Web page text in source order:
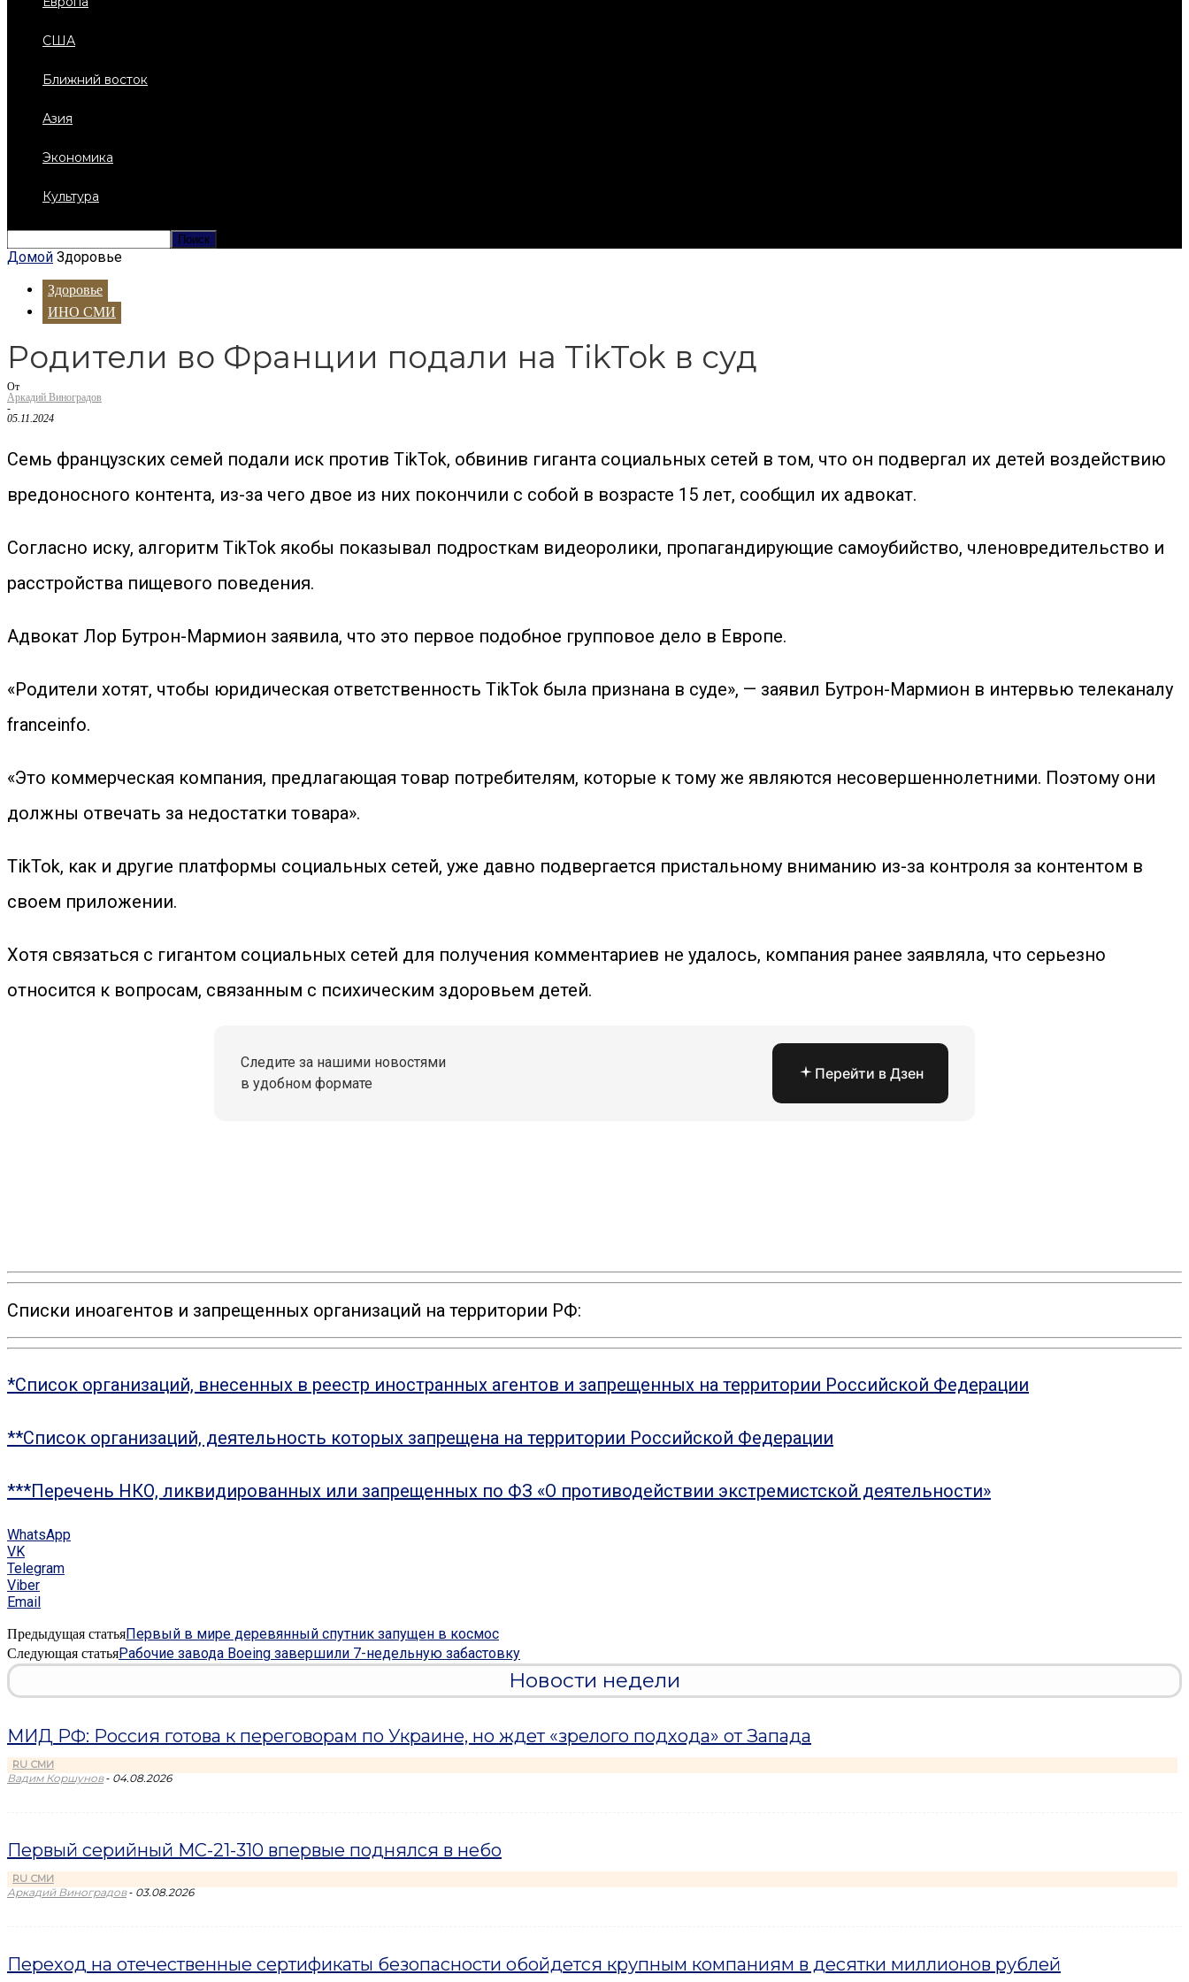
США
Ближний восток
Азия
Экономика
Культура
Домой Здоровье
Здоровье
ИНО СМИ
Родители во Франции подали на TikTok в суд
От
Аркадий Виноградов
-
05.11.2024
Семь французских семей подали иск против TikTok, обвинив гиганта социальных сетей в том, что он подвергал их детей воздействию
вредоносного контента, из-за чего двое из них покончили с собой в возрасте 15 лет, сообщил их адвокат.
Согласно иску, алгоритм TikTok якобы показывал подросткам видеоролики, пропагандирующие самоубийство, членовредительство и
расстройства пищевого поведения.
Адвокат Лор Бутрон-Мармион заявила, что это первое подобное групповое дело в Европе.
«Родители хотят, чтобы юридическая ответственность TikTok была признана в суде», — заявил Бутрон-Мармион в интервью телеканалу
franceinfo.
«Это коммерческая компания, предлагающая товар потребителям, которые к тому же являются несовершеннолетними. Поэтому они
должны отвечать за недостатки товара».
TikTok, как и другие платформы социальных сетей, уже давно подвергается пристальному вниманию из-за контроля за контентом в
своем приложении.
Хотя связаться с гигантом социальных сетей для получения комментариев не удалось, компания ранее заявляла, что серьезно
относится к вопросам, связанным с психическим здоровьем детей.
Следите за нашими новостями
в удобном формате
Перейти в Дзен
Списки иноагентов и запрещенных организаций на территории РФ:
*Список организаций, внесенных в реестр иностранных агентов и запрещенных на территории Российской Федерации
**Список организаций, деятельность которых запрещена на территории Российской Федерации
***Перечень НКО, ликвидированных или запрещенных по ФЗ «О противодействии экстремистской деятельности»
WhatsApp
VK
Telegram
Viber
Email
Предыдущая статьяПервый в мире деревянный спутник запущен в космос
Следующая статьяРабочие завода Boeing завершили 7-недельную забастовку
Новости недели
МИД РФ: Россия готова к переговорам по Украине, но ждет «зрелого подхода» от Запада
RU СМИ
Вадим Коршунов - 04.08.2026
Первый серийный МС-21-310 впервые поднялся в небо
RU СМИ
Аркадий Виноградов - 03.08.2026
Переход на отечественные сертификаты безопасности обойдется крупным компаниям в десятки миллионов рублей